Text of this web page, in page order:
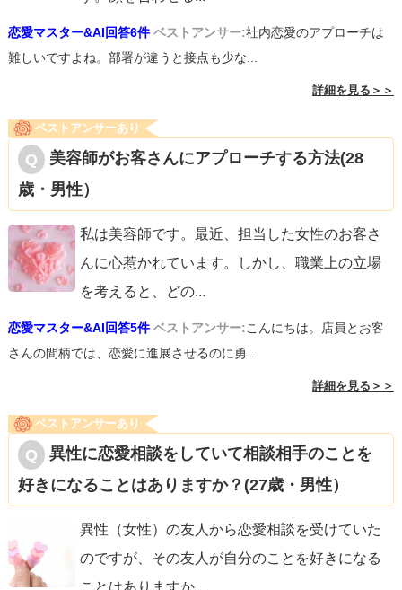
恋愛マスター&AI回答6件 ベストアンサー:社内恋愛のアプローチは
難しいですよね。部署が違うと接点も少な...
詳細を見る＞＞
ベストアンサーあり
美容師がお客さんにアプローチする方法(28
歳・男性）
私は美容師です。最近、担当した女性のお客さ
んに心惹かれています。しかし、職業上の立場
を考えると、どの...
恋愛マスター&AI回答5件 ベストアンサー:こんにちは。店員とお客
さんの間柄では、恋愛に進展させるのに勇...
詳細を見る＞＞
ベストアンサーあり
異性に恋愛相談をしていて相談相手のことを
好きになることはありますか？(27歳・男性）
異性（女性）の友人から恋愛相談を受けていた
のですが、その友人が自分のことを好きになる